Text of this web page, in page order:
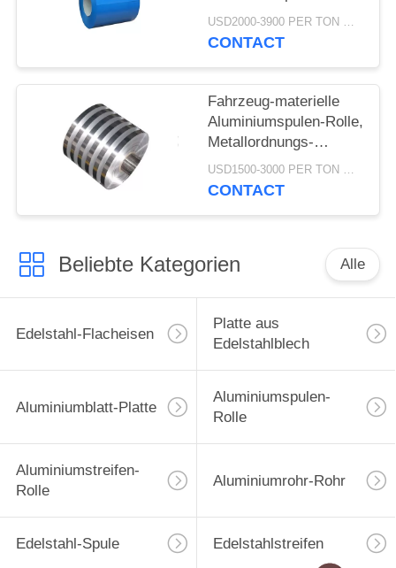
Spulen-3105 h46
Aluminiumfarbe für
USD2000-3900 PER TON MOQ:1TON
CONTACT
Fahrzeug-materielle
Aluminiumspulen-Rolle,
Metallordnungs-
Spulen-Antikorrosions-
langlebiges Gut
USD1500-3000 PER TON MOQ:1TON
CONTACT
Beliebte Kategorien Alle
Edelstahl-Flacheisen
Platte aus
Edelstahlblech
Aluminiumblatt-Platte
Aluminiumspulen-
Rolle
Aluminiumstreifen-
Rolle
Aluminiumrohr-Rohr
Edelstahl-Spule Edelstahlstreifen